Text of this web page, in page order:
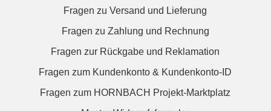
Fragen zu Versand und Lieferung
Fragen zu Zahlung und Rechnung
Fragen zur Rückgabe und Reklamation
Fragen zum Kundenkonto & Kundenkonto-ID
Fragen zum HORNBACH Projekt-Marktplatz